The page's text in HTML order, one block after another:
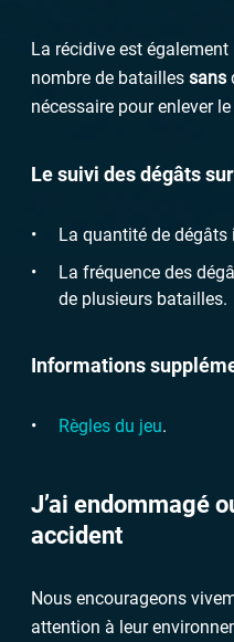
La récidive est
nombre de batailles sans
nécessaire pour enlever le
Le suivi des dégâts
La quantité de dégâts
La fréquence des
de plusieurs batailles.
Informations
Règles du jeu.
J’ai endommagé
accident
Nous encourageons
attention à leur